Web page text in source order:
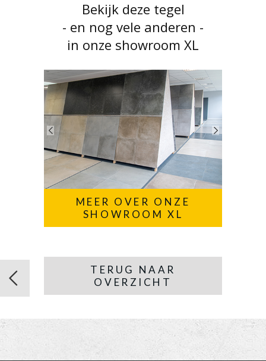
Bekijk deze tegel
- en nog vele anderen -
in onze showroom XL
MEER OVER ONZE
SHOWROOM XL
TERUG NAAR
OVERZICHT